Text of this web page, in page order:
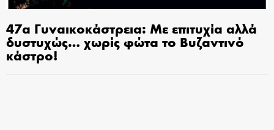
47α Γυναικοκάστρεια: Με επιτυχία αλλά
δυστυχώς… χωρίς φώτα το Βυζαντινό
κάστρο!